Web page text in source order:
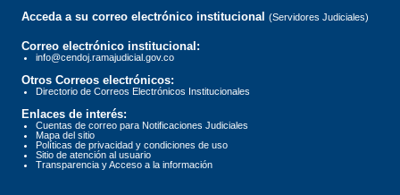
Acceda a su correo electrónico institucional (Servidores Judiciales)
Correo electrónico institucional:
info@cendoj.ramajudicial.gov.co
Otros Correos electrónicos:
Directorio de Correos Electrónicos Institucionales
Enlaces de interés:
Cuentas de correo para Notificaciones Judiciales
Mapa del sitio
Políticas de privacidad y condiciones de uso
Sitio de atención al usuario
Transparencia y Acceso a la información